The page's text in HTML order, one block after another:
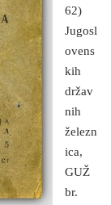
62)
Jugosl
ovens
kih
držav
nih
železn
ica,
GUŽ
br.